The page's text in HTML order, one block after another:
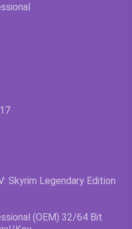
Skyrim Legendary Edition
(OEM) 32/64 Bit